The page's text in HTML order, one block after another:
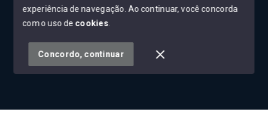
Olá! Tudo bem?
© Copyright 2026 - Carla Rojane - Todos os direitos
SITE PARA IMOBILIARIA
experiência de navegação. Ao continuar, você concorda
com o uso de cookies
Concordo, continuar